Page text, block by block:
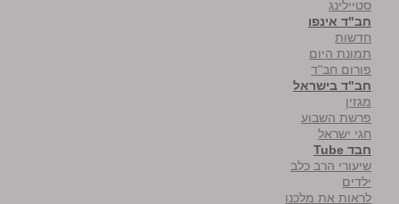
סטיילינג
חב"ד אינפו
חדשות
תמונת היום
פורום חב"ד
חב"ד בישראל
מגזין
פרשת השבוע
חגי ישראל
חבד Tube
שיעורי הרב כלב
ילדים
לראות את מלכנו